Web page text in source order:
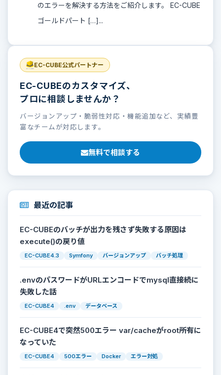
のエラーを解決する方法をご紹介します。 EC-CUBE
ゴールドパート […]...
EC-CUBE公式パートナー
EC-CUBEのカスタマイズ、
プロに相談しませんか？
バージョンアップ・脆弱性対応・機能追加など、実績豊
富なチームが対応します。
無料で相談する
最近の記事
EC-CUBEのバッチが出力を残さず失敗する原因は
execute()の戻り値
EC-CUBE4.3 Symfony バージョンアップ バッチ処理
.envのパスワードがURLエンコードでmysql直接続に
失敗した話
EC-CUBE4 .env データベース
EC-CUBE4で突然500エラー var/cacheがroot所有に
なっていた
EC-CUBE4 500エラー Docker エラー対処